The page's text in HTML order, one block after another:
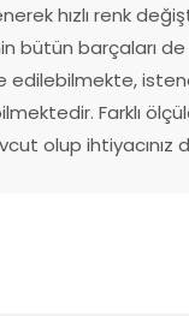
hızlı renk
bütün barçaları
edilebilmekte,
Farklı
olup ihtiyacınız